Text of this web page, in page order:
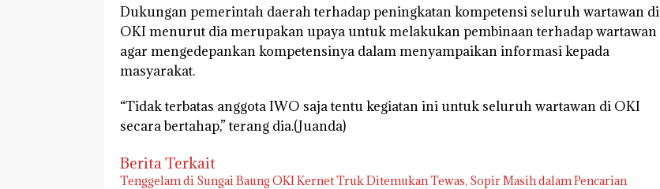
Dukungan pemerintah daerah terhadap peningkatan kompetensi seluruh wartawan di
OKI menurut dia merupakan upaya untuk melakukan pembinaan terhadap wartawan
agar mengedepankan kompetensinya dalam menyampaikan informasi kepada
masyarakat.
“Tidak terbatas anggota IWO saja tentu kegiatan ini untuk seluruh wartawan di OKI
secara bertahap,” terang dia.(Juanda)
Berita Terkait
Tenggelam di Sungai Baung OKI Kernet Truk Ditemukan Tewas, Sopir Masih dalam Pencarian